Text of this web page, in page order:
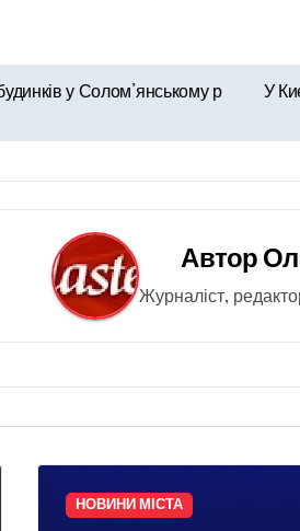
у Солом’янському р
У
Автор
Журналіст,
НОВИНИ МІСТА